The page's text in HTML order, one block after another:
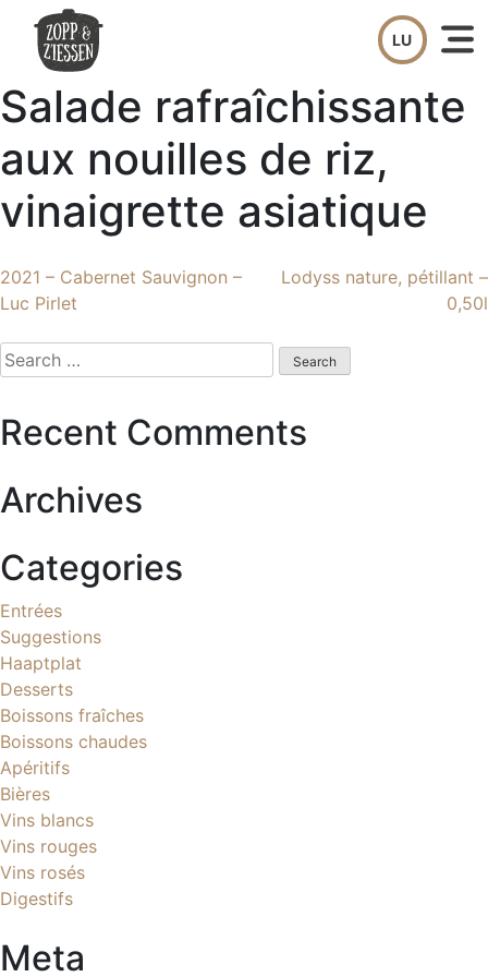
content
Salade rafraîchissante
aux nouilles de riz,
vinaigrette asiatique
Post
navigation
2021 – Cabernet Sauvignon –
Luc Pirlet
Lodyss nature, pétillant –
0,50l
Search
for:
Recent Comments
Archives
Categories
Entrées
Suggestions
Haaptplat
Desserts
Boissons fraîches
Boissons chaudes
Apéritifs
Bières
Vins blancs
Vins rouges
Vins rosés
Digestifs
Meta